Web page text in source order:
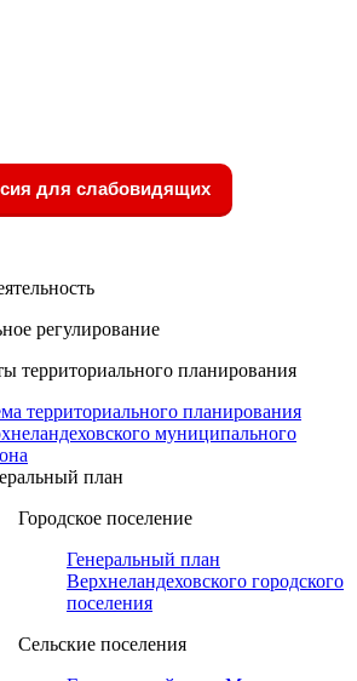
для слабовидящих
регулирование
территориального планирования
территориального планирования
муниципального
план
Городское поселение
Генеральный план
Верхнеландеховского городского
поселения
Сельские поселения